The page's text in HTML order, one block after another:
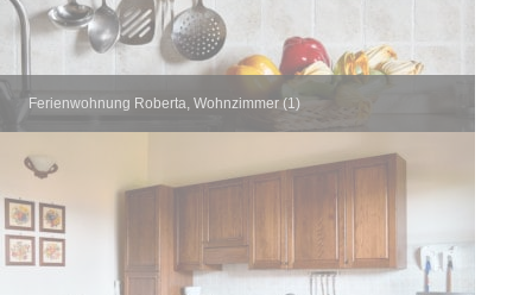
Ferienwohnung Roberta, Wohnzimmer (1)